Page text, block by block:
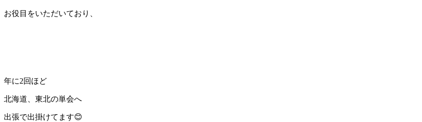
お役目をいただいており、
年に2回ほど
北海道、東北の単会へ
出張で出掛けてます😊